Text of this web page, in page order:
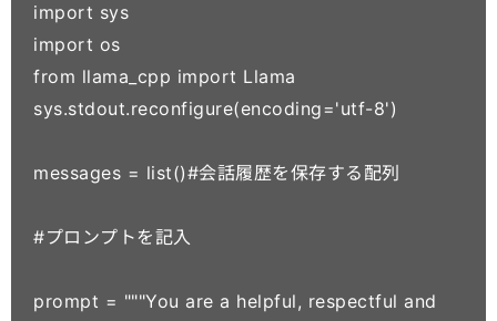
import sys
import os
from llama_cpp import Llama
sys.stdout.reconfigure(encoding='utf-8')
messages = list()#会話履歴を保存する配列
#プロンプトを記入
prompt = """You are a helpful, respectful and